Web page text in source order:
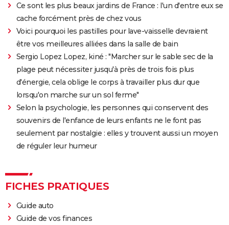
Ce sont les plus beaux jardins de France : l'un d'entre eux se
cache forcément près de chez vous
Voici pourquoi les pastilles pour lave-vaisselle devraient
être vos meilleures alliées dans la salle de bain
Sergio Lopez Lopez, kiné : "Marcher sur le sable sec de la
plage peut nécessiter jusqu'à près de trois fois plus
d'énergie, cela oblige le corps à travailler plus dur que
lorsqu'on marche sur un sol ferme"
Selon la psychologie, les personnes qui conservent des
souvenirs de l'enfance de leurs enfants ne le font pas
seulement par nostalgie : elles y trouvent aussi un moyen
de réguler leur humeur
FICHES PRATIQUES
Guide auto
Guide de vos finances